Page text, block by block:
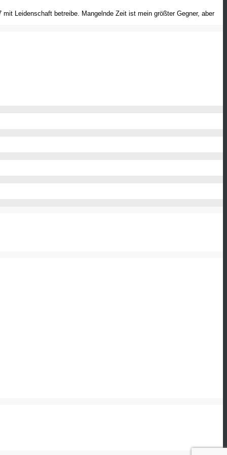
Leidenschaft betreibe. Mangelnde Zeit ist mein größter Gegner, aber